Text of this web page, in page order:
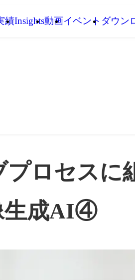
績Insights動画イベント ダウン
ロセスに
生成AI④